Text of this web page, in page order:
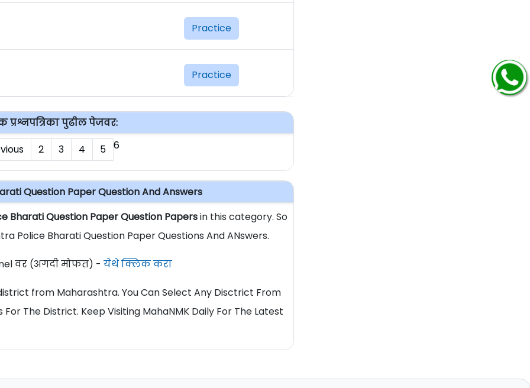
Practice
Practice
प्रश्नपत्रिका पुढील पेजवर:
2 3 4 5 6
Question Paper Question And Answers
Bharati Question Paper Question Papersin this category. So
Police Bharati Question Paper Questions And ANswers.
वर (अगदी मोफत) - येथे क्लिक करा
from Maharashtra. You Can Select Any Disctrict From
The District. Keep Visiting MahaNMK Daily For The Latest